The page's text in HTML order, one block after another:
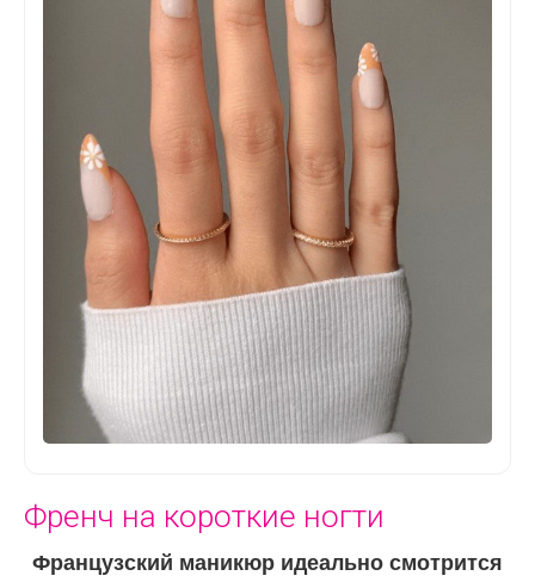
Френч на короткие ногти
Французский маникюр идеально смотрится